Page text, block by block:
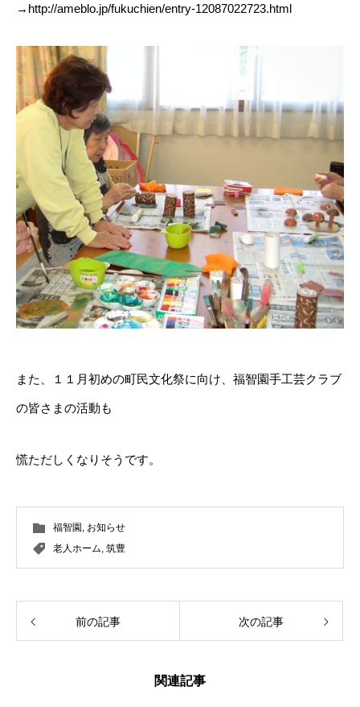
→ http://ameblo.jp/fukuchien/entry-12087022723.html
また、１１月初めの町民文化祭に向け、福智園手工芸クラブ
の皆さまの活動も
慌ただしくなりそうです。
福智園 , お知らせ
老人ホーム, 筑豊
前の記事 次の記事
関連記事